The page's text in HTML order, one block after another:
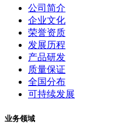
公司简介
企业文化
荣誉资质
发展历程
产品研发
质量保证
全国分布
可持续发展
业务领域